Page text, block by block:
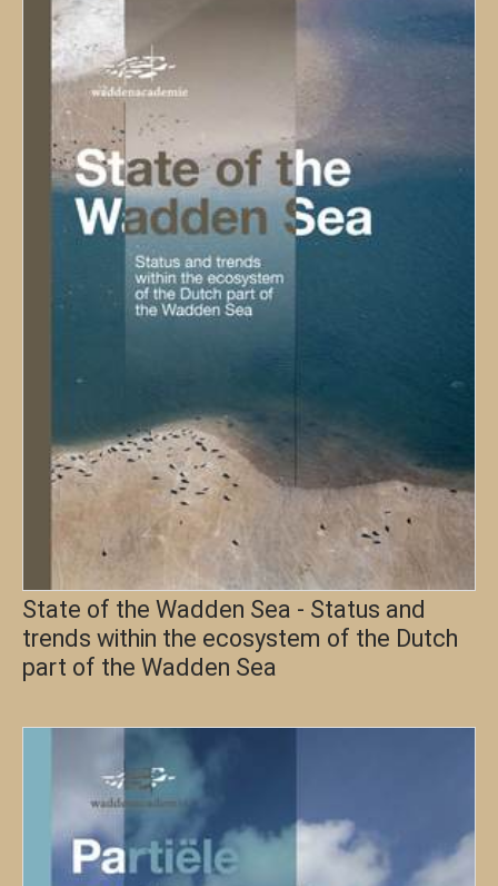
State of the Wadden Sea - Status and
trends within the ecosystem of the Dutch
part of the Wadden Sea